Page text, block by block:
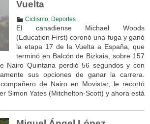
Vuelta
Ciclismo, Deportes
El canadiense Michael Woods
(Education First) coronó una fuga y ganó
la etapa 17 de la Vuelta a España, que
terminó en Balcón de Bizkaia, sobre 157
Nairo Quintana perdió 56 segundos y con
sus opciones de ganar la carrera.
de Nairo en Movistar, le recortó
Simon Yates (Mitchelton-Scott) y ahora está